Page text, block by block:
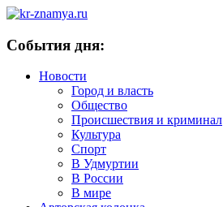
События дня:
Новости
Город и власть
Общество
Происшествия и криминал
Культура
Спорт
В Удмуртии
В России
В мире